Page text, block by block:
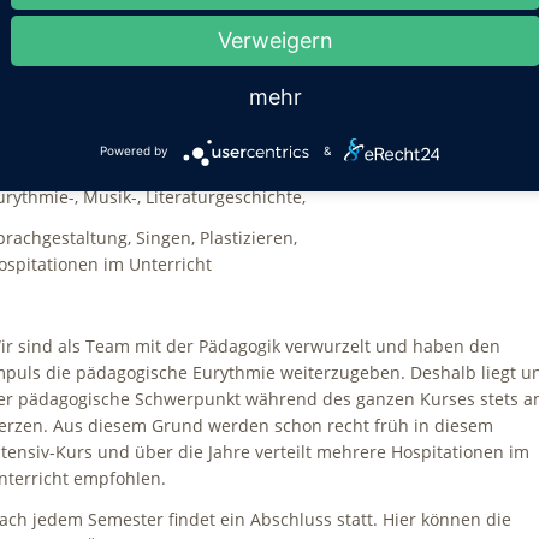
Intensivkurs beinhaltet als Unterrichtsfächer Haupt - und
- Eurythmie und Ton - Eurythmie, Stabübungen
, Musik-, Literaturgeschichte,
Singen, Plastizieren,
im Unterricht
sind als Team mit der Pädagogik verwurzelt und haben den
die pädagogische Eurythmie weiterzugeben. Deshalb liegt
pädagogische Schwerpunkt während des ganzen Kurses stets
Aus diesem Grund werden schon recht früh in diesem
Kurs und über die Jahre verteilt mehrere Hospitationen im
empfohlen.
jedem Semester findet ein Abschluss statt. Hier können die
Verweigern
mehr
Powered by &